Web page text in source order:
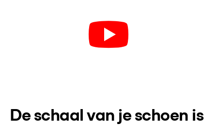
De schaal van je schoen is